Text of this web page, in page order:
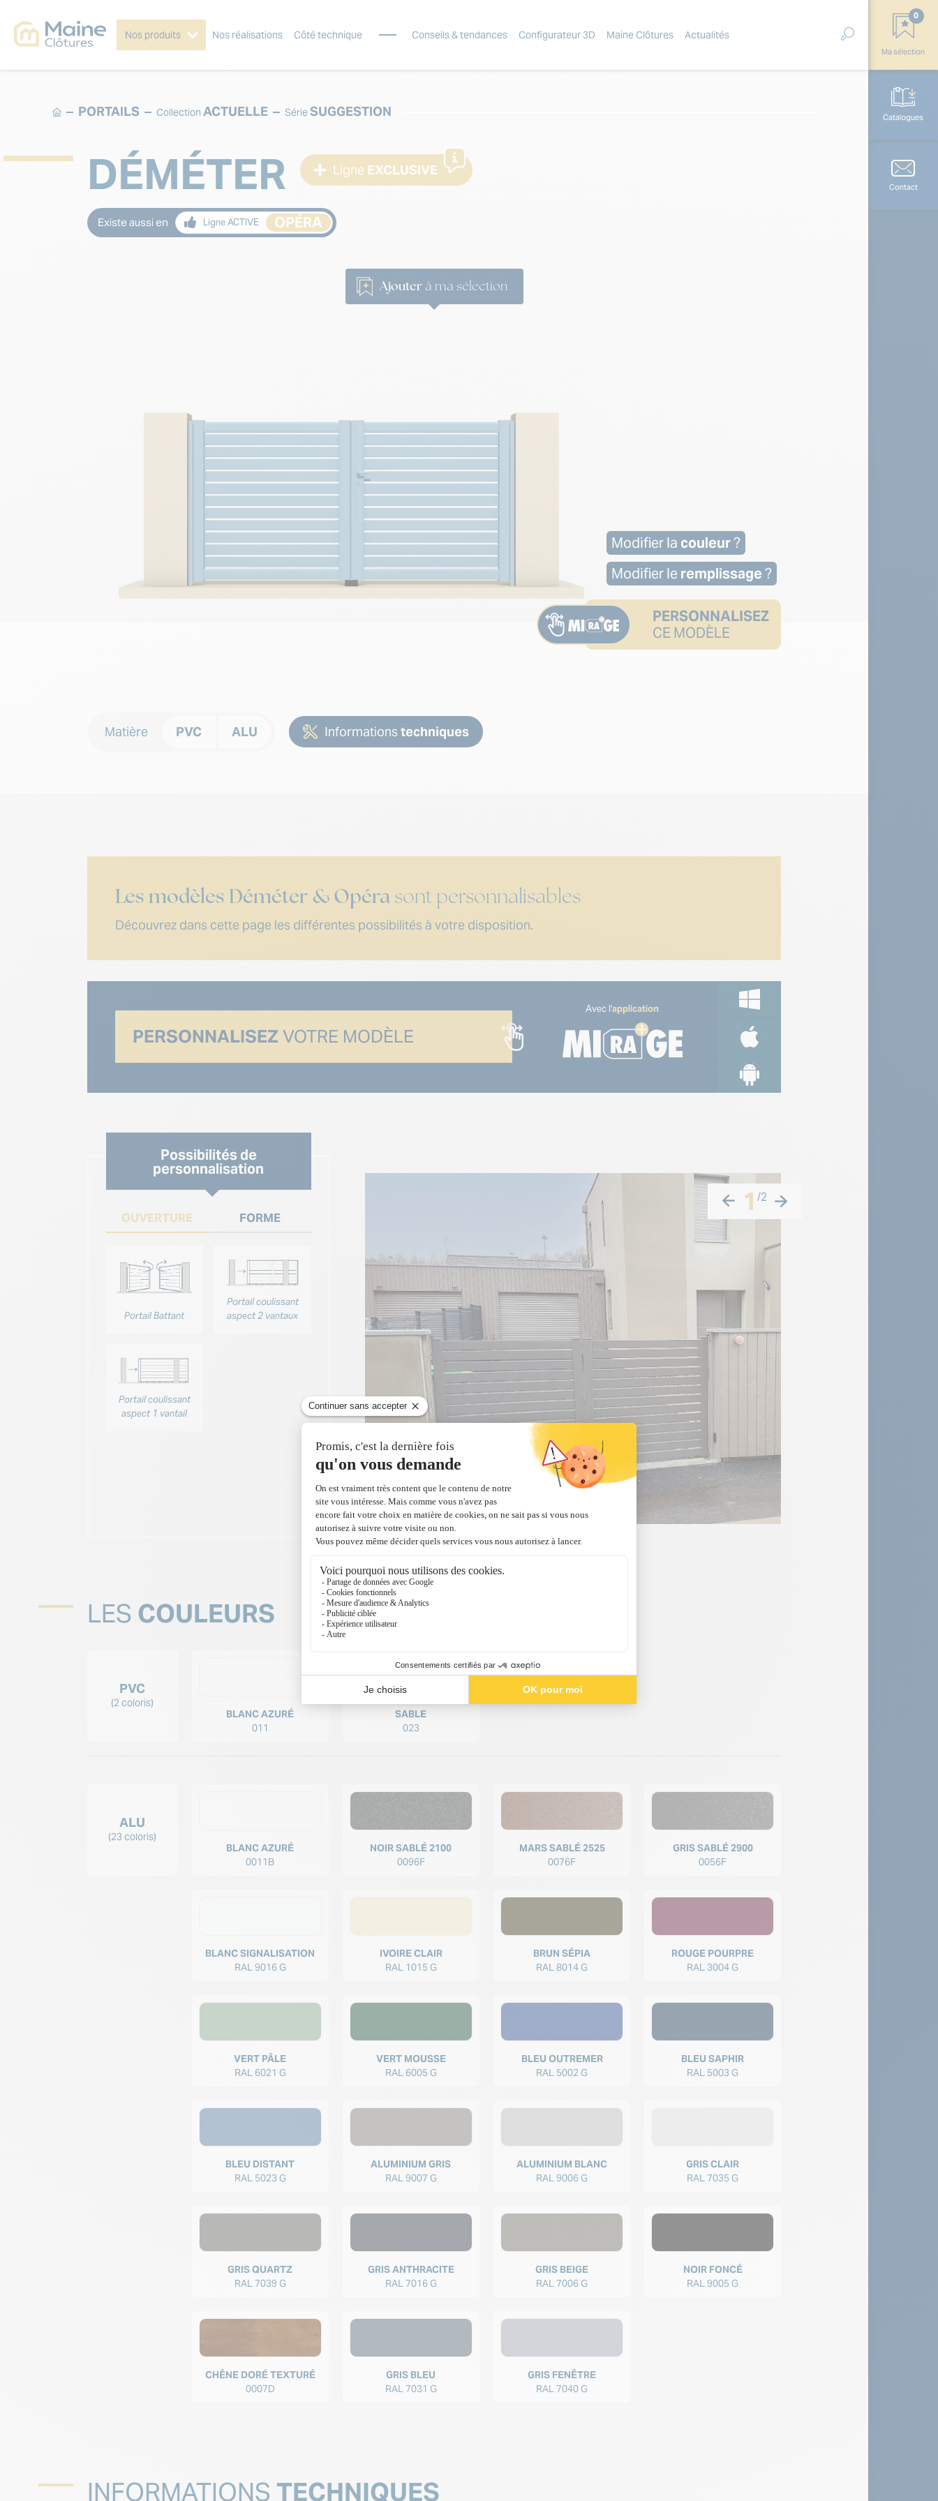
Nos produits Nos réalisations Côté technique Conseils & tendances Configurateur 3D Maine Clôtures Actualités
0
Ma sélection
Catalogues
Contact
PORTAILS Collection ACTUELLE SérieSUGGESTION
DÉMÉTER Ligne EXCLUSIVE
Existe aussi en Ligne ACTIVE OPÉRA
Ajouterà ma sélection
Modifier la couleur?
Modifier le remplissage?
PERSONNALISEZ
CE MODÈLE
Matière PVC ALU Informations techniques
Les modèles Déméter & Opéra sont personnalisables
Découvrez dans cette page les différentes possibilités à votre disposition.
PERSONNALISEZ VOTRE MODÈLE
Avec l'application
Possibilités de
personnalisation
OUVERTURE FORME
Portail Battant
Portail coulissant
aspect 2 vantaux
Portail coulissant
aspect 1 vantail
1/2
Portail battant motorisé OPERA
LES COULEURS
PVC
(2 coloris)
BLANC AZURÉ
011
SABLE
023
ALU
(23 coloris)
BLANC AZURÉ
0011B
NOIR SABLÉ 2100
0096F
MARS SABLÉ 2525
0076F
GRIS SABLÉ 2900
0056F
BLANC SIGNALISATION
RAL 9016 G
IVOIRE CLAIR
RAL 1015 G
BRUN SÉPIA
RAL 8014 G
ROUGE POURPRE
RAL 3004 G
VERT PÂLE
RAL 6021 G
VERT MOUSSE
RAL 6005 G
BLEU OUTREMER
RAL 5002 G
BLEU SAPHIR
RAL 5003 G
BLEU DISTANT
RAL 5023 G
ALUMINIUM GRIS
RAL 9007 G
ALUMINIUM BLANC
RAL 9006 G
GRIS CLAIR
RAL 7035 G
GRIS QUARTZ
RAL 7039 G
GRIS ANTHRACITE
RAL 7016 G
GRIS BEIGE
RAL 7006 G
NOIR FONCÉ
RAL 9005 G
CHÊNE DORÉ TEXTURÉ
0007D
GRIS BLEU
RAL 7031 G
GRIS FENÊTRE
RAL 7040 G
INFORMATIONS TECHNIQUES